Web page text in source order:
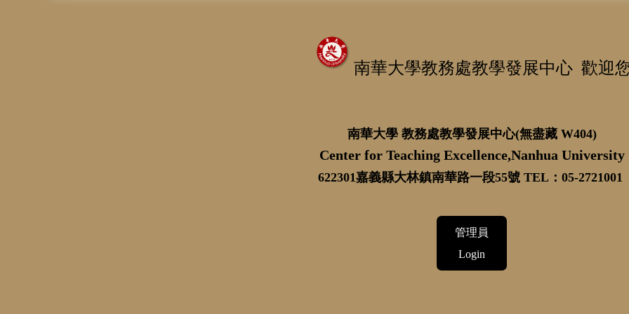
南華大學教務處教學發展中心 歡迎
南華大學 教務處教學發展中心(無盡藏 W404)
Center for Teaching Excellence,Nanhua University
622301嘉義縣大林鎮南華路一段55號 TEL：05-2721001
管理員
Login